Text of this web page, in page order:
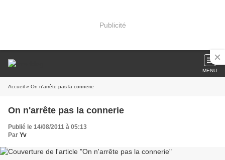
Publicité
MENU
Accueil » On n'arrête pas la connerie
On n'arrête pas la connerie
Publié le 14/08/2011 à 05:13
Par Yv